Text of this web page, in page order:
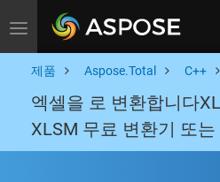
Toggle navigation
제품 Aspose.Total C++
엑셀을 로 변환합니다
XLSM 무료 변환기 또는